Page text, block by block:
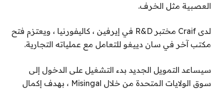
العصبية مثل الخرف.
لدى Craif مختبر R&D في إيرفين ، كاليفورنيا ، ويعتزم فتح
مكتب آخر في سان دييغو للتعامل مع عملياته التجارية.
سيساعد التمويل الجديد بدء التشغيل على الدخول إلى
سوق الولايات المتحدة من خلال Misingal ، بهدف إكمال